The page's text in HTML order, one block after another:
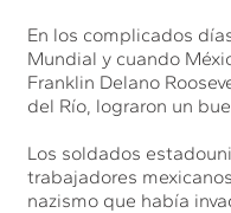
En los complicados
Mundial y cuando
Franklin Delano
del Río, lograron un
Los soldados
trabajadores
nazismo que había